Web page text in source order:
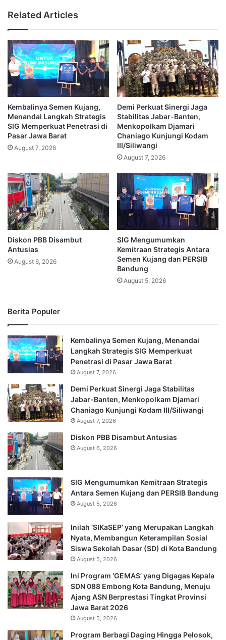
Related Articles
Kembalinya Semen Kujang,
Menandai Langkah Strategis
SIG Memperkuat Penetrasi di
Pasar Jawa Barat
August 7, 2026
Demi Perkuat Sinergi Jaga
Stabilitas Jabar-Banten,
Menkopolkam Djamari
Chaniago Kunjungi Kodam
III/Siliwangi
August 7, 2026
Diskon PBB Disambut
Antusias
August 6, 2026
SIG Mengumumkan
Kemitraan Strategis Antara
Semen Kujang dan PERSIB
Bandung
August 5, 2026
Berita Populer
Kembalinya Semen Kujang, Menandai
Langkah Strategis SIG Memperkuat
Penetrasi di Pasar Jawa Barat
August 7, 2026
Demi Perkuat Sinergi Jaga Stabilitas
Jabar-Banten, Menkopolkam Djamari
Chaniago Kunjungi Kodam III/Siliwangi
August 7, 2026
Diskon PBB Disambut Antusias
August 6, 2026
SIG Mengumumkan Kemitraan Strategis
Antara Semen Kujang dan PERSIB Bandung
August 5, 2026
Inilah ‘SIKaSEP’ yang Merupakan Langkah
Nyata, Membangun Keterampilan Sosial
Siswa Sekolah Dasar (SD) di Kota Bandung
August 5, 2026
Ini Program ‘GEMAS’ yang Digagas Kepala
SDN 088 Embong Kota Bandung, Menuju
Ajang ASN Berprestasi Tingkat Provinsi
Jawa Barat 2026
August 5, 2026
Program Berbagi Daging Hingga Pelosok,